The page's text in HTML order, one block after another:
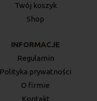
Twój koszyk
Shop
INFORMACJE
Regulamin
Polityka prywatności
O firmie
Kontakt